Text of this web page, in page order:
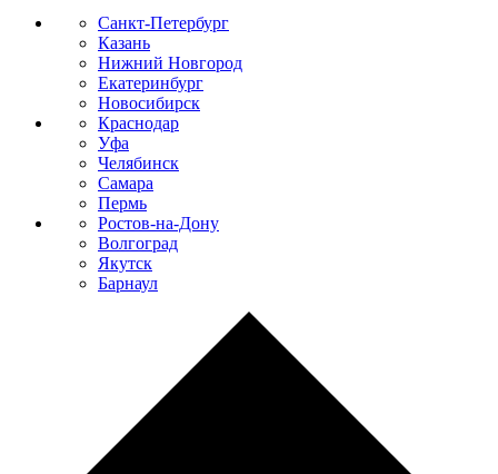
Санкт-Петербург
Казань
Нижний Новгород
Екатеринбург
Новосибирск
Краснодар
Уфа
Челябинск
Самара
Пермь
Ростов-на-Дону
Волгоград
Якутск
Барнаул